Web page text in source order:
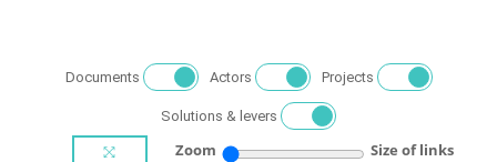
Documents Actors Projects
Solutions & levers
Zoom Size of links